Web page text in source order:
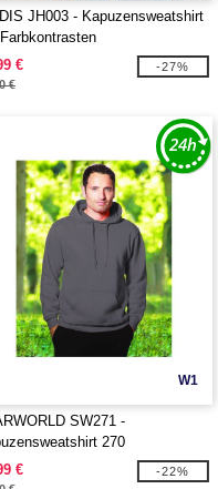
JH003 - Kapuzensweatshirt
€
€
-27%
W1
SW271 -
270
€
-22%